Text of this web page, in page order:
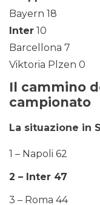
Bayern 18
Inter 10
Barcellona 7
Viktoria Plzen 0
Il cammino
campionato
La situazione in
1 – Napoli 62
2 – Inter 47
3 – Roma 44